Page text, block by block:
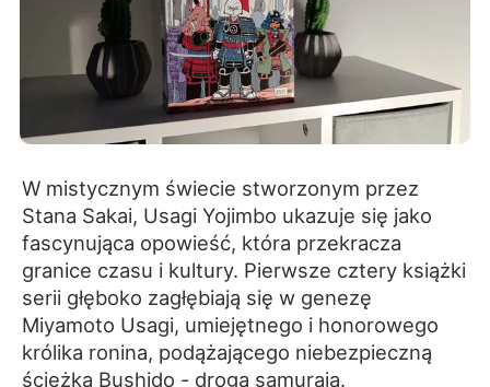
W mistycznym świecie stworzonym przez
Stana Sakai, Usagi Yojimbo ukazuje się jako
fascynująca opowieść, która przekracza
granice czasu i kultury. Pierwsze cztery książki
serii głęboko zagłębiają się w genezę
Miyamoto Usagi, umiejętnego i honorowego
królika ronina, podążającego niebezpieczną
ścieżką Bushido - drogą samuraja.